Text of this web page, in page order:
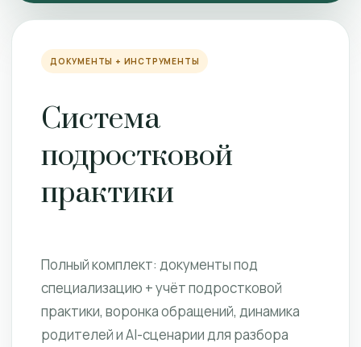
ДОКУМЕНТЫ + ИНСТРУМЕНТЫ
Система
подростковой
практики
Полный комплект: документы под
специализацию + учёт подростковой
практики, воронка обращений, динамика
родителей и AI-сценарии для разбора